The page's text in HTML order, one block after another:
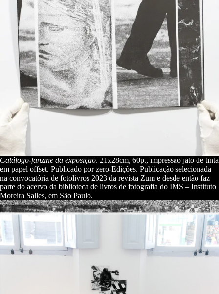
Catálogo-fanzine da exposição. 21x28cm, 60p., impressão jato de tinta
em papel offset. Publicado por zero-Edições. Publicação selecionada
na convocatória de fotolivros 2023 da revista Zum e desde então faz
parte do acervo da biblioteca de livros de fotografia do IMS – Instituto
Moreira Salles, em São Paulo.